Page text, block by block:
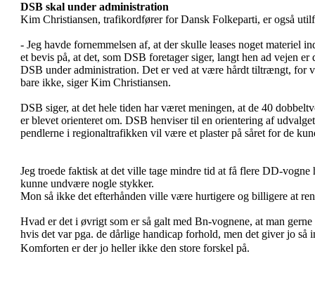
DSB skal under administration
Kim Christiansen, trafikordfører for Dansk Folkeparti, er også
- Jeg havde fornemmelsen af, at der skulle leases noget materiel
et bevis på, at det, som DSB foretager siger, langt hen ad vejen
DSB under administration. Det er ved at være hårdt tiltrængt, for
bare ikke, siger Kim Christiansen.
DSB siger, at det hele tiden har været meningen, at de 40
er blevet orienteret om. DSB henviser til en orientering af
pendlerne i regionaltrafikken vil være et plaster på såret for de
Jeg troede faktisk at det ville tage mindre tid at få flere DD-
kunne undvære nogle stykker.
Mon så ikke det efterhånden ville være hurtigere og billigere at
Hvad er det i øvrigt som er så galt med Bn-vognene, at man
hvis det var pga. de dårlige handicap forhold, men det giver jo så
Komforten er der jo heller ikke den store forskel på.